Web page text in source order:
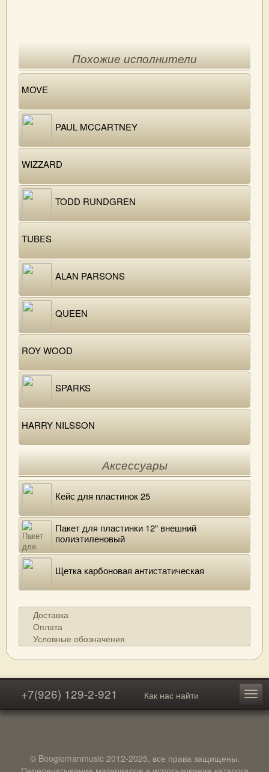
Похожие исполнители
MOVE
PAUL MCCARTNEY
WIZZARD
TODD RUNDGREN
TUBES
ALAN PARSONS
QUEEN
ROY WOOD
SPARKS
HARRY NILSSON
Аксессуары
Кейс для пластинок 25
Пакет для пластинки 12" внешний
полиэтиленовый
Щетка карбоновая антистатическая
Доставка
Оплата
Условные обозначения
+7(926) 129-2-921 Как нас найти
© Boogiemanmusic 2012-2025, все права защищены.